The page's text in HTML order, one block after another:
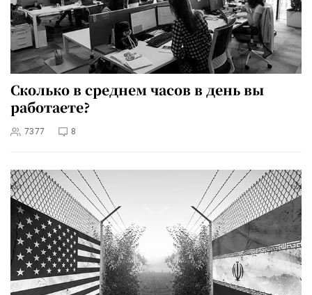
Сколько в среднем часов в день вы
работаете?
7377 8